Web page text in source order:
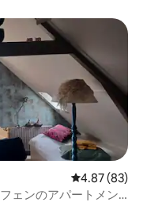
レビュー83
4.87 (83)
ェンのアパートメン